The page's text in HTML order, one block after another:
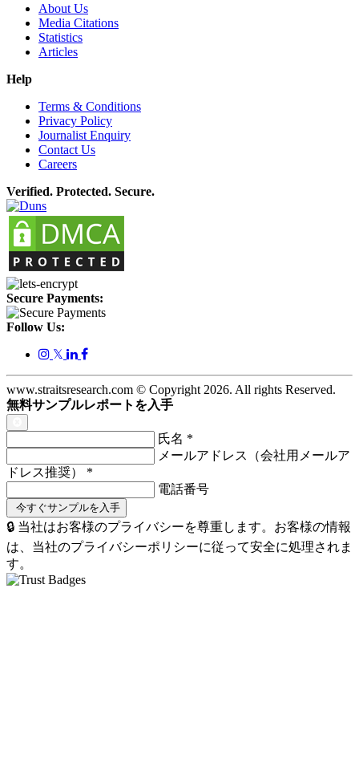
About Us
Media Citations
Statistics
Articles
Help
Terms & Conditions
Privacy Policy
Journalist Enquiry
Contact Us
Careers
Verified. Protected. Secure.
Secure Payments:
Follow Us:
𝕏
www.straitsresearch.com © Copyright 2026. All rights Reserved.
無料サンプルレポートを入手
氏名 *
メールアドレス（会社用メールア
ドレス推奨） *
電話番号
🔒 当社はお客様のプライバシーを尊重します。お客様の情報
は、当社のプライバシーポリシーに従って安全に処理されま
す。